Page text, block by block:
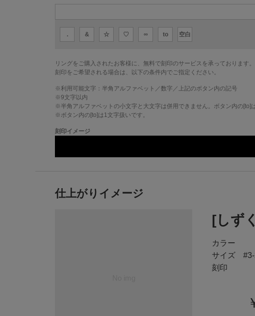
. & ☆ ♡ ∞ to 空白
リングをご購入されたお客様に、無料で刻印のサービスを承っております。
刻印をご希望される場合は、以下の条件内でご指定ください。
※利用可能文字： 半角アルファベット／数字／上記のボタン内の記号
※9文字以内
※半角アルファベットの小文字と大文字は併用できません。ボタン内の[to]
※ボタン内の[to]は1文字扱いです。
刻印イメージ
仕上がりイメージ
[しず
カラー
サイズ #3-
刻印